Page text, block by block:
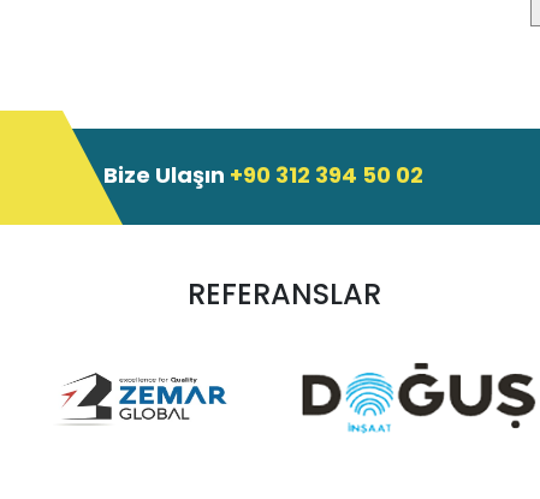
Bize Ulaşın +90 312 394 50 02
REFERANSLAR